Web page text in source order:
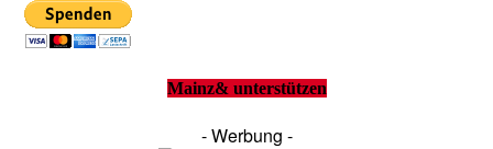
Mainz& unterstützen
- Werbung -